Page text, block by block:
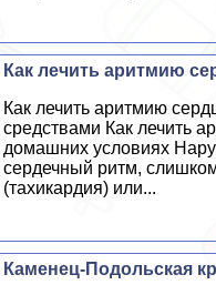
Как лечить аритмию
Как лечить аритмию
средствами Как лечить
домашних условиях
сердечный ритм,
(тахикардия) или...
Каменец-Подольская